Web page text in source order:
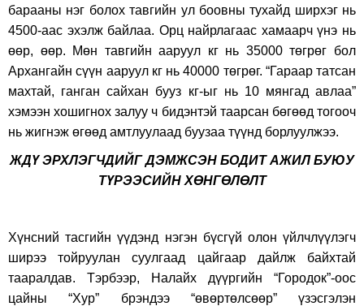
барааны нэг болох тавгийн ул боовны тухайд ширхэг нь
4500-аас эхэлж байлаа. Орц найрлагаас хамаарч үнэ нь
өөр, өөр. Мөн тавгийн ааруул кг нь 35000 төгрөг бол
Архангайн сүүн ааруул кг нь 40000 төгрөг. “Гараар татсан
махтай, ганган сайхан бууз кг-ыг нь 10 мянгад авлаа”
хэмээн хошигнох залуу ч бидэнтэй таарсан бөгөөд тогооч
нь жигнэж өгөөд амтлуулаад буузаа түүнд борлуулжээ.
ЖДҮ ЭРХЛЭГЧДИЙГ ДЭМЖСЭН БОДИТ АЖИЛ БУЮУ
ТҮРЭЭСИЙН ХӨНГӨЛӨЛТ
Хүнсний тасгийн үүдэнд нэгэн бүсгүй олон үйлчлүүлэгч
ширээ тойруулан суулгаад цайгаар дайлж байхтай
тааралдав. Тэрбээр, Налайх дүүргийн “Городок”-оос
цайны “Хур” брэндээ “өвөртөлсөөр” үзэсгэлэн